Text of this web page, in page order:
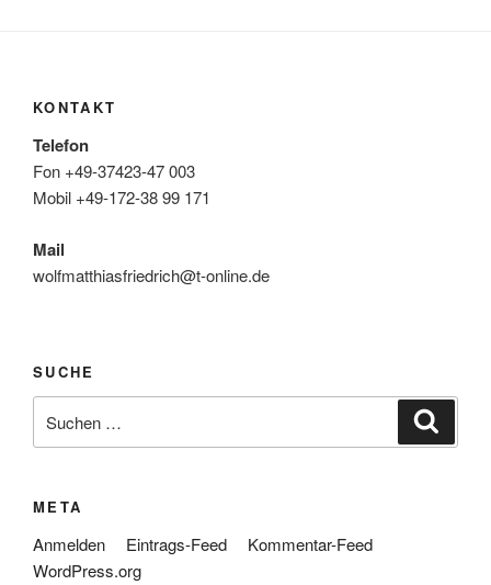
KONTAKT
Telefon
Fon +49-37423-47 003
Mobil +49-172-38 99 171
Mail
wolfmatthiasfriedrich@t-online.de
SUCHE
nach:
META
Anmelden Eintrags-Feed
Kommentar-Feed
WordPress.org